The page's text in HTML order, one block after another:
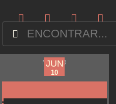
MADRID
JUN
08
JUN
10